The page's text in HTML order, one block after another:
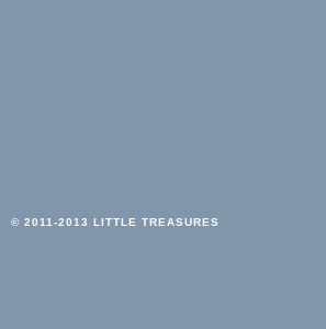
© 2011-2013 LITTLE TREASURES